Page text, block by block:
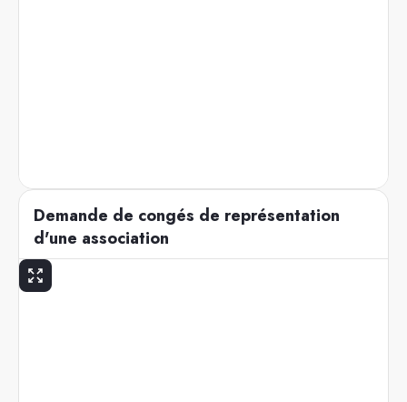
Demande de congés de représentation
d'une association